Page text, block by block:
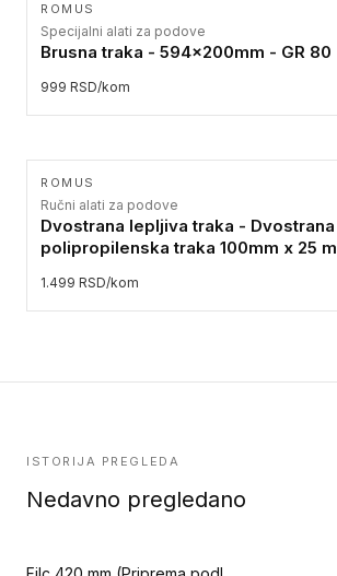
ROMUS
Specijalni alati za podove
Brusna traka - 594x200mm - GR 80
999 RSD/kom
ROMUS
Ručni alati za podove
Dvostrana lepljiva traka - Dvostrana
polipropilenska traka 100mm x 25 m
1.499 RSD/kom
ISTORIJA PREGLEDA
Nedavno pregledano